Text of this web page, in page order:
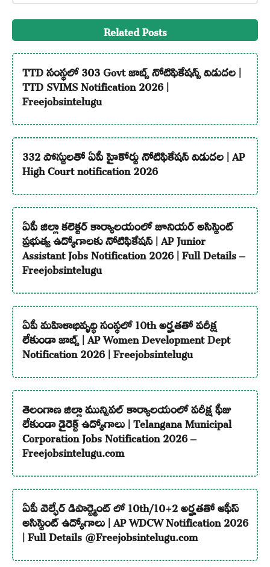
Related Posts
TTD సంస్థలో 303 Govt జాబ్స్ నోటిఫికేషన్స్ విడుదల |
TTD SVIMS Notification 2026 |
Freejobsintelugu
332 పోస్టులతో ఏపీ హైకోర్టు నోటిఫికేషన్ విడుదల | AP
High Court notification 2026
ఏపీ జిల్లా కలెక్టర్ కార్యాలయంలో జూనియర్ అసిస్టెంట్
ప్రభుత్వ ఉద్యోగాలకు నోటిఫికేషన్ | AP Junior
Assistant Jobs Notification 2026 | Full Details –
Freejobsintelugu
ఏపీ మహిళాభివృద్ధి సంస్థలో 10th అర్హతతో పరీక్ష
లేకుండా జాబ్స్ | AP Women Development Dept
Notification 2026 | Freejobsintelugu
తెలంగాణ జిల్లా మున్సిపల్ కార్యాలయంలో పరీక్ష ఫీజు
లేకుండా డైరెక్ట్ ఉద్యోగాలు | Telangana Municipal
Corporation Jobs Notification 2026 –
Freejobsintelugu.com
ఏపీ వెల్ఫేర్ డిపార్ట్మెంట్ లో 10th/10+2 అర్హతతో ఆఫీస్
అసిస్టెంట్ ఉద్యోగాలు | AP WDCW Notification 2026
| Full Details @Freejobsintelugu.com